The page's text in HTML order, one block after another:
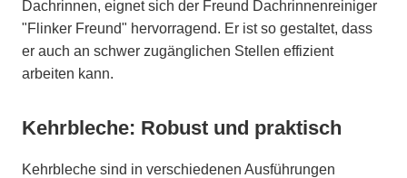
Dachrinnen, eignet sich der Freund Dachrinnenreiniger
"Flinker Freund" hervorragend. Er ist so gestaltet, dass
er auch an schwer zugänglichen Stellen effizient
arbeiten kann.
Kehrbleche: Robust und praktisch
Kehrbleche sind in verschiedenen Ausführungen